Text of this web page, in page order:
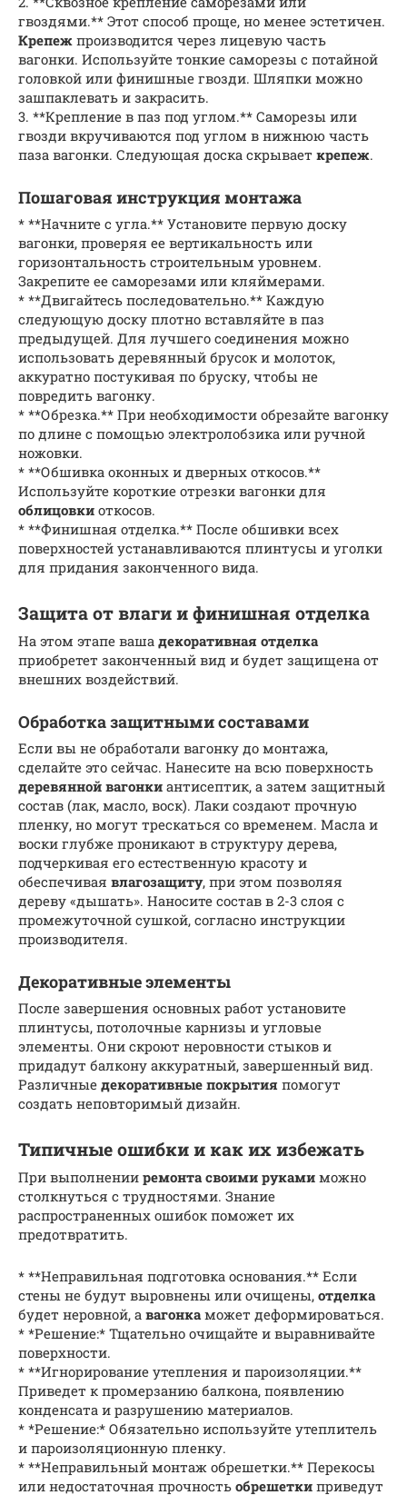
гвоздями.** Этот способ проще, но менее эстетичен.
Крепеж производится через лицевую часть
вагонки. Используйте тонкие саморезы с потайной
головкой или финишные гвозди. Шляпки можно
зашпаклевать и закрасить.
3. **Крепление в паз под углом.** Саморезы или
гвозди вкручиваются под углом в нижнюю часть
паза вагонки. Следующая доска скрывает крепеж.
Пошаговая инструкция монтажа
* **Начните с угла.** Установите первую доску
вагонки, проверяя ее вертикальность или
горизонтальность строительным уровнем.
Закрепите ее саморезами или кляймерами.
* **Двигайтесь последовательно.** Каждую
следующую доску плотно вставляйте в паз
предыдущей. Для лучшего соединения можно
использовать деревянный брусок и молоток,
аккуратно постукивая по бруску, чтобы не
повредить вагонку.
* **Обрезка.** При необходимости обрезайте вагонку
по длине с помощью электролобзика или ручной
ножовки.
* **Обшивка оконных и дверных откосов.**
Используйте короткие отрезки вагонки для
облицовки откосов.
* **Финишная отделка.** После обшивки всех
поверхностей устанавливаются плинтусы и уголки
для придания законченного вида.
Защита от влаги и финишная отделка
На этом этапе ваша декоративная отделка
приобретет законченный вид и будет защищена от
внешних воздействий.
Обработка защитными составами
Если вы не обработали вагонку до монтажа,
сделайте это сейчас. Нанесите на всю поверхность
деревянной вагонки антисептик, а затем защитный
состав (лак, масло, воск). Лаки создают прочную
пленку, но могут трескаться со временем. Масла и
воски глубже проникают в структуру дерева,
подчеркивая его естественную красоту и
обеспечивая влагозащиту, при этом позволяя
дереву «дышать». Наносите состав в 2-3 слоя с
промежуточной сушкой, согласно инструкции
производителя.
Декоративные элементы
После завершения основных работ установите
плинтусы, потолочные карнизы и угловые
элементы. Они скроют неровности стыков и
придадут балкону аккуратный, завершенный вид.
Различные декоративные покрытия помогут
создать неповторимый дизайн.
Типичные ошибки и как их избежать
При выполнении ремонта своими руками можно
столкнуться с трудностями. Знание
распространенных ошибок поможет их
предотвратить.
* **Неправильная подготовка основания.** Если
стены не будут выровнены или очищены, отделка
будет неровной, а вагонкаможет деформироваться.
* *Решение:* Тщательно очищайте и выравнивайте
поверхности.
* **Игнорирование утепления и пароизоляции.**
Приведет к промерзанию балкона, появлению
конденсата и разрушению материалов.
* *Решение:* Обязательно используйте утеплитель
и пароизоляционную пленку.
* **Неправильный монтаж обрешетки.** Перекосы
или недостаточная прочность обрешетки приведут